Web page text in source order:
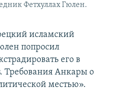
Фетхуллах Гюлен.
исламский
попросил
его в
Требования Анкары о
местью».